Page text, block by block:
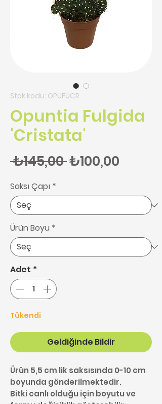
Stok kodu: OPUFUCR
Opuntia Fulgida
'Cristata'
₺145,00 Normal Fiyat
₺100,00
Saksı Çapı *
Ürün Boyu *
Adet *
Tükendi
Geldiğinde Bildir
Ürün 5,5 cm lik saksısında 0-10 cm
boyunda gönderilmektedir.
Bitki canlı olduğu için boyutu ve